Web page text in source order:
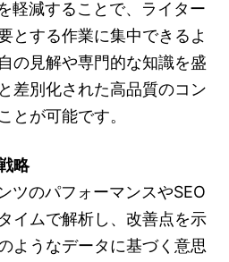
軽減することで、ライター
とする作業に集中できるよ
の見解や専門的な知識を盛
差別化された高品質のコン
とが可能です。
略
ツのパフォーマンスやSEO
イムで解析し、改善点を示
ようなデータに基づく意思